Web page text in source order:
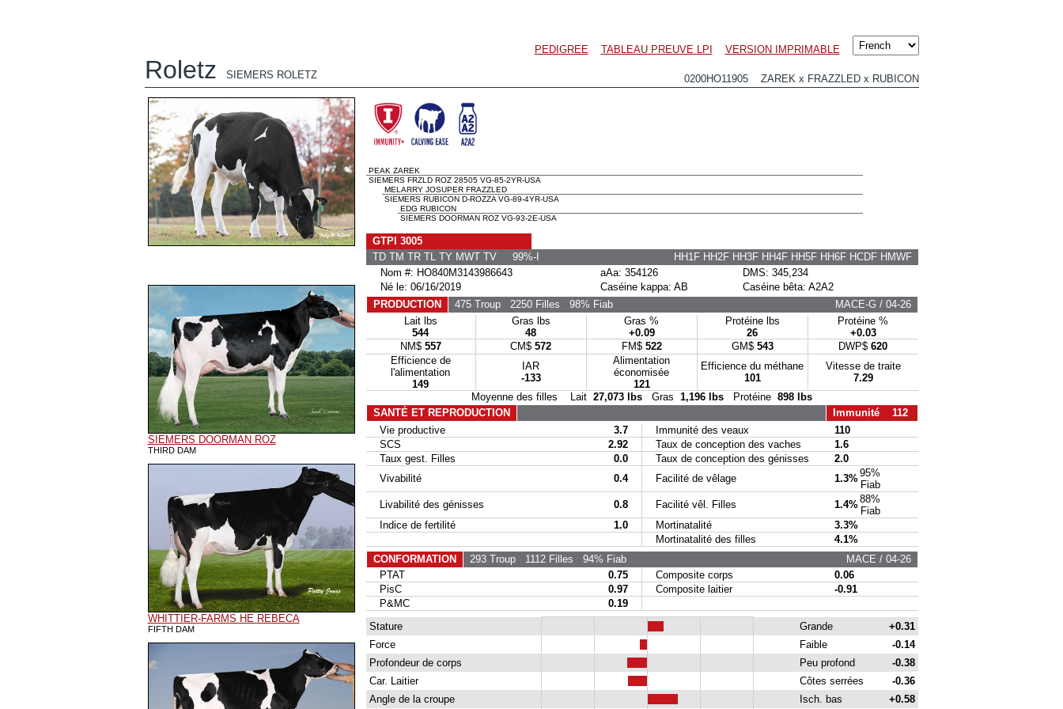
PEDIGREE TABLEAU PREUVE LPI VERSION IMPRIMABLE
Roletz SIEMERS ROLETZ 0200HO11905 ZAREK x FRAZZLED x RUBICON
SIEMERS DOORMAN ROZ
THIRD DAM
WHITTIER-FARMS HE REBECA
FIFTH DAM
PEAK ZAREK
SIEMERS FRZLD ROZ 28505 VG-85-2YR-USA
MELARRY JOSUPER FRAZZLED
SIEMERS RUBICON D-ROZZA VG-89-4YR-USA
EDG RUBICON
SIEMERS DOORMAN ROZ VG-93-2E-USA
GTPI 3005
TD TM TR TL TY MWT TV 99%-I
HH1F HH2F HH3F HH4F HH5F HH6F HCDF HMWF
Nom #: HO840M3143986643
aAa: 354126
DMS: 345,234
Né le: 06/16/2019
Caséine kappa: AB
Caséine bêta: A2A2
PRODUCTION
475 Troup2250 Filles 98% Fiab
MACE-G / 04-26
Lait lbs
544
Gras lbs
48
Gras %
+0.09
Protéine lbs
26
Protéine %
+0.03
NM$ 557 CM$ 572 FM$ 522 GM$ 543 DWP$ 620
Efficience de
l'alimentation
149
IAR
-133
Alimentation
économisée
121
Efficience du méthane
101
Vitesse de traite
7.29
Moyenne des filles Lait 27,073 lbs Gras 1,196 lbs Protéine 898 lbs
SANTÉ ET REPRODUCTION
Immunité 112
Vie productive
3.7 Immunité des veaux
110
SCS
2.92 Taux de conception des vaches
1.6
Taux gest. Filles
0.0 Taux de conception des génisses
2.0
Vivabilité
0.4 Facilité de vêlage 1.3%95%
Fiab
Livabilité des génisses
0.8 Facilité vêl. Filles 1.4%88%
Fiab
Indice de fertilité
1.0 Mortinatalité
3.3%
Mortinatalité des filles
4.1%
CONFORMATION
293 Troup1112 Filles 94% Fiab
MACE / 04-26
PTAT
0.75 Composite corps
0.06
PisC
0.97 Composite laitier
-0.91
P&MC
0.19
Stature
Grande
+0.31
Force
Faible
-0.14
Profondeur de corps
Peu profond
-0.38
Car. Laitier
Côtes serrées
-0.36
Angle de la croupe
Isch. bas +0.58